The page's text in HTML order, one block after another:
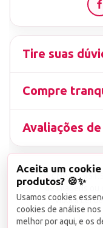
Tire suas
Compre
Avaliações
▤ CNPJ
de imagens ou
viola a Lei
Infrações serão
Aceita um
produtos? 🍪✨
Usamos cookies
cookies de análise
melhor por aqui, e os